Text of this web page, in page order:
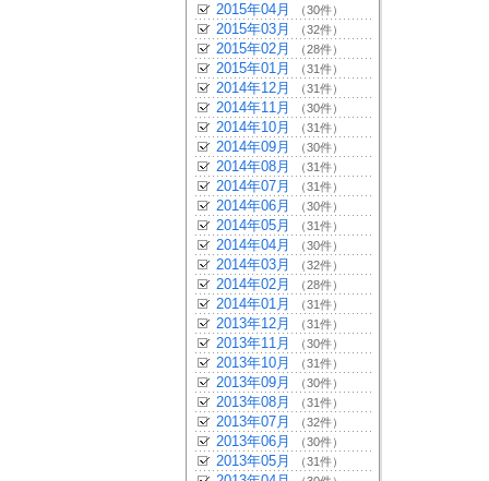
2015年04月 （30件）
2015年03月 （32件）
2015年02月 （28件）
2015年01月 （31件）
2014年12月 （31件）
2014年11月 （30件）
2014年10月 （31件）
2014年09月 （30件）
2014年08月 （31件）
2014年07月 （31件）
2014年06月 （30件）
2014年05月 （31件）
2014年04月 （30件）
2014年03月 （32件）
2014年02月 （28件）
2014年01月 （31件）
2013年12月 （31件）
2013年11月 （30件）
2013年10月 （31件）
2013年09月 （30件）
2013年08月 （31件）
2013年07月 （32件）
2013年06月 （30件）
2013年05月 （31件）